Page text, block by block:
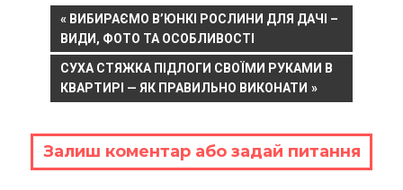
Навигация
по
записям
PREVIOUS
POST:
ВИБИРАЄМО В’ЮНКІ РОСЛИНИ ДЛЯ ДАЧІ –
ВИДИ, ФОТО ТА ОСОБЛИВОСТІ
NEXT
POST:
СУХА СТЯЖКА ПІДЛОГИ СВОЇМИ РУКАМИ В
КВАРТИРІ — ЯК ПРАВИЛЬНО ВИКОНАТИ
Залиш коментар або задай питання